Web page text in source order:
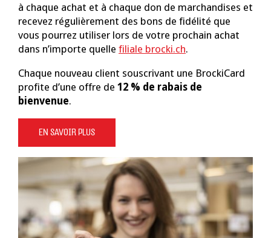
à chaque achat et à chaque don de marchandises et
recevez régulièrement des bons de fidélité que
vous pourrez utiliser lors de votre prochain achat
dans n’importe quelle filiale brocki.ch.
Chaque nouveau client souscrivant une BrockiCard
profite d’une offre de 12 % de rabais de
bienvenue.
EN SAVOIR PLUS